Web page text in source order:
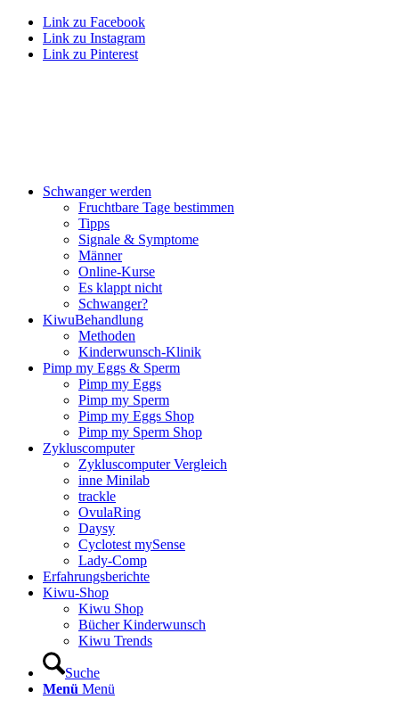
Link zu Facebook
Link zu Instagram
Link zu Pinterest
Schwan­ger wer­den
Frucht­ba­re Tage bestim­men
Tipps
Signa­le & Sym­pto­me
Män­ner
Online-Kur­se
Es klappt nicht
Schwan­ger?
Kiwu­Be­hand­lung
Metho­den
Kin­der­wunsch-Kli­nik
Pimp my Eggs & Sperm
Pimp my Eggs
Pimp my Sperm
Pimp my Eggs Shop
Pimp my Sperm Shop
Zyklus­com­pu­ter
Zyklus­com­pu­ter Ver­gleich
inne Mini­lab
track­le
Ovu­la­Ring
Day­sy
Cyclo­test mySen­se
Lady-Comp
Erfah­rungs­be­rich­te
Kiwu-Shop
Kiwu Shop
Bücher Kin­der­wunsch
Kiwu Trends
Suche
Menü Menü